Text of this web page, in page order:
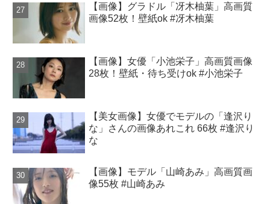
【画像】グラドル「冴木柚葉」高画質
画像52枚！壁紙ok #冴木柚葉
【画像】女優「小池栄子」高画質画像
28枚！壁紙・待ち受けok #小池栄子
【美女画像】女優でモデルの「逢沢り
な」さんの画像あれこれ 66枚 #逢沢り
な
【画像】モデル「山崎あみ」高画質画
像55枚 #山崎あみ